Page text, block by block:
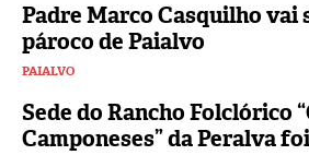
Padre Marco Casquilho vai
pároco de Paialvo
PAIALVO
Sede do Rancho Folclórico
Camponeses” da Peralva